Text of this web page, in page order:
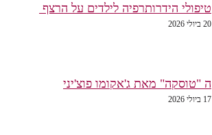
טיפולי הידרותרפיה לילדים על הרצף
20 ביולי 2026
ה "טוסקה" מאת ג'אקומו פוצ'יני
17 ביולי 2026